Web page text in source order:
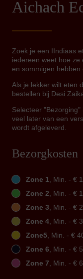
Aichach
Zoek je een IIndiaas
iedereen weet hoe ze
en sommigen hebben
Als je lekker wilt eten
bestellen bij Desi
Selecteer
veel later van een
wordt afgeleverd.
Bezorgkosten
Zone 1, Min. - €
Zone 2, Min. - €
Zone 3, Min. - €
Zone 4, Min. - €
Zone5, Min. - €
Zone 6, Min. - €
Zone 7, Min. - €